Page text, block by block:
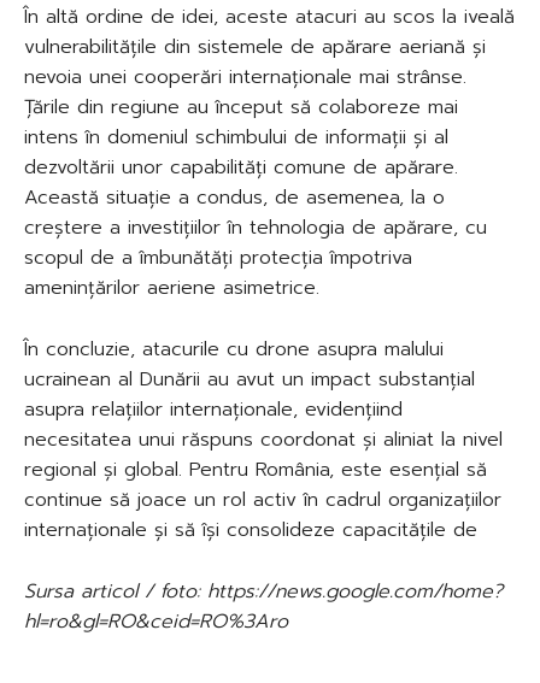
În altă ordine de idei, aceste atacuri au scos la iveală
vulnerabilitățile din sistemele de apărare aeriană și
nevoia unei cooperări internaționale mai strânse.
Țările din regiune au început să colaboreze mai
intens în domeniul schimbului de informații și al
dezvoltării unor capabilități comune de apărare.
Această situație a condus, de asemenea, la o
creștere a investițiilor în tehnologia de apărare, cu
scopul de a îmbunătăți protecția împotriva
amenințărilor aeriene asimetrice.
În concluzie, atacurile cu drone asupra malului
ucrainean al Dunării au avut un impact substanțial
asupra relațiilor internaționale, evidențiind
necesitatea unui răspuns coordonat și aliniat la nivel
regional și global. Pentru România, este esențial să
continue să joace un rol activ în cadrul organizațiilor
internaționale și să își consolideze capacitățile de
Sursa articol / foto: https://news.google.com/home?
hl=ro&gl=RO&ceid=RO%3Aro